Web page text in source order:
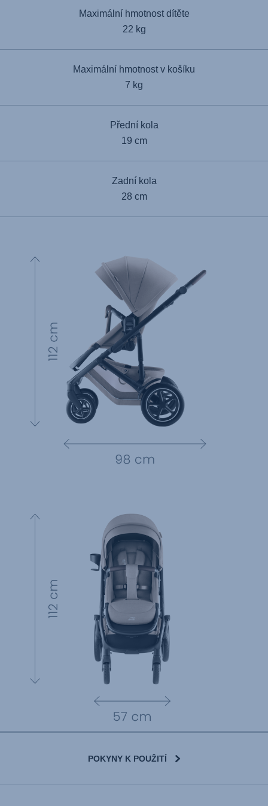
Maximální hmotnost dítěte
22 kg
Maximální hmotnost v košíku
7 kg
Přední kola
19 cm
Zadní kola
28 cm
POKYNY K POUŽITÍ